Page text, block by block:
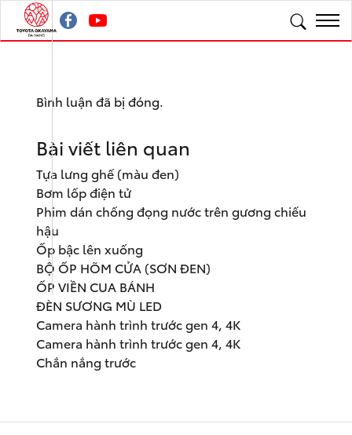
Bình luận đã bị đóng.
Bài viết liên quan
Tựa lưng ghế (màu đen)
Bơm lốp điện tử
Phim dán chống đọng nước trên gương chiếu
hậu
Ốp bậc lên xuống
BỘ ỐP HÕM CỬA (SƠN ĐEN)
ỐP VIỀN CUA BÁNH
ĐÈN SƯƠNG MÙ LED
Camera hành trình trước gen 4, 4K
Camera hành trình trước gen 4, 4K
Chắn nắng trước